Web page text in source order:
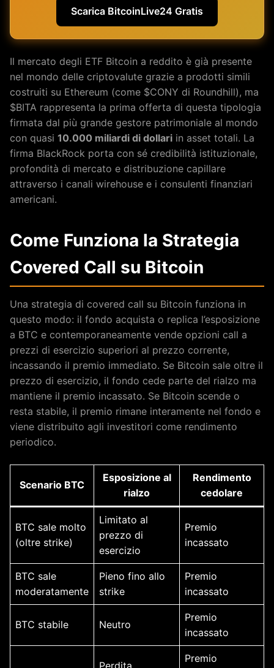
Scarica BitcoinLive24 Gratis
Il mercato degli ETF Bitcoin a reddito è già presente
nel mondo delle criptovalute grazie a prodotti simili
costruiti su Ethereum (come $CONY di Roundhill), ma
$BITA rappresenta la prima offerta di questa tipologia
firmata dal più grande gestore patrimoniale al mondo
con quasi 10.000 miliardi di dollari in asset totali. La
firma BlackRock porta con sé credibilità istituzionale,
profondità di mercato e distribuzione capillare
attraverso i canali wirehouse e i consulenti finanziari
americani.
Come Funziona la Strategia
Covered Call su Bitcoin
Una strategia di covered call su Bitcoin funziona in
questo modo: il fondo acquista o replica l’esposizione
a BTC e contemporaneamente vende opzioni call a
prezzi di esercizio superiori al prezzo corrente,
incassando il premio immediato. Se Bitcoin sale oltre il
prezzo di esercizio, il fondo cede parte del rialzo ma
mantiene il premio incassato. Se Bitcoin scende o
resta stabile, il premio rimane interamente nel fondo e
viene distribuito agli investitori come rendimento
periodico.
Scenario BTC
Esposizione al
rialzo
Rendimento
cedolare
BTC sale molto
(oltre strike)
Limitato al
prezzo di
esercizio
Premio
incassato
BTC sale
moderatamente
Pieno fino allo
strike
Premio
incassato
BTC stabile Neutro
Premio
incassato
Perdita
Premio